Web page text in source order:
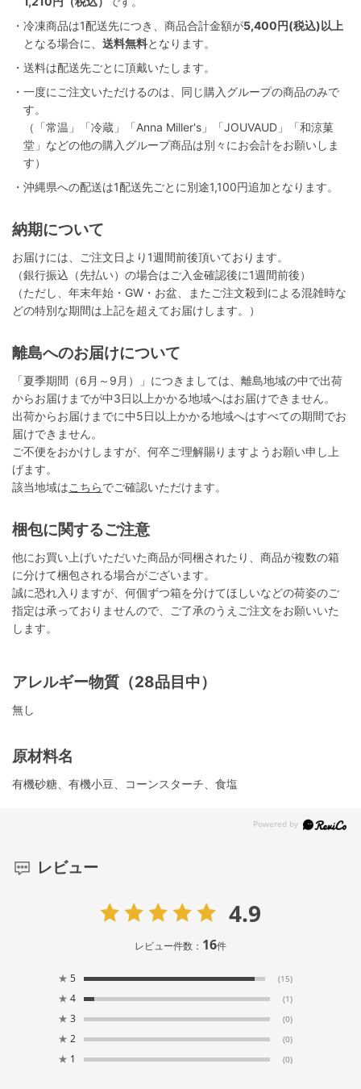
・冷凍商品は1配送先につき、商品合計金額が5,400円(税込)以上
となる場合に、 送料無料となります。
・送料は配送先ごとに頂戴いたします。
・一度にご注文いただけるのは、同じ購入グループの商品のみで
す。
（「常温」「冷蔵」「Anna Miller's」「JOUVAUD」「和涼菓
堂」などの他の購入グループ商品は別々にお会計をお願いしま
す）
・沖縄県への配送は1配送先ごとに別途1,100円追加となります。
納期について
お届けには、ご注文日より1週間前後頂いております。
（銀行振込（先払い）の場合はご入金確認後に1週間前後）
（ただし、年末年始・GW・お盆、またご注文殺到による混雑時な
どの特別な期間は上記を超えてお届けします。）
離島へのお届けについて
「夏季期間（6月～9月）」につきましては、離島地域の中で出荷
からお届けまでが中3日以上かかる地域へはお届けできません。
出荷からお届けまでに中5日以上かかる地域へはすべての期間でお
届けできません。
ご不便をおかけしますが、何卒ご理解賜りますようお願い申し上
げます。
該当地域はこちらでご確認いただけます。
梱包に関するご注意
他にお買い上げいただいた商品が同梱されたり、商品が複数の箱
に分けて梱包される場合がございます。
誠に恐れ入りますが、何個ずつ箱を分けてほしいなどの荷姿のご
指定は承っておりませんので、ご了承のうえご注文をお願いいた
します。
アレルギー物質（28品目中）
無し
原材料名
有機砂糖、有機小豆、コーンスターチ、食塩
レビュー
4.9
レビュー件数： 16件
★ 5 (15)
★ 4 (1)
★ 3 (0)
★ 2 (0)
★ 1 (0)